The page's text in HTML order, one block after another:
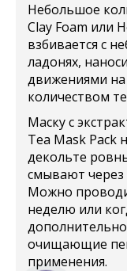
Небольшое
Clay Foam или
взбивается с
ладонях,
движениями
количеством
Маску с
Tea Mask Pack
декольте
смывают через
Можно
неделю или
очищающие
применения.